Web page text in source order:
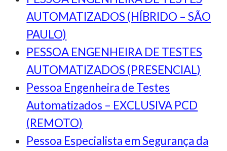
AUTOMATIZADOS (HÍBRIDO – SÃO
PAULO)
PESSOA ENGENHEIRA DE TESTES
AUTOMATIZADOS (PRESENCIAL)
Pessoa Engenheira de Testes
Automatizados – EXCLUSIVA PCD
(REMOTO)
Pessoa Especialista em Segurança da